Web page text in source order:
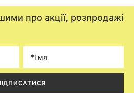
про акції, розпродажі